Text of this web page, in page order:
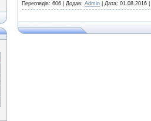
Переглядів: 606 Додав: Admin Дата: 01.08.2016